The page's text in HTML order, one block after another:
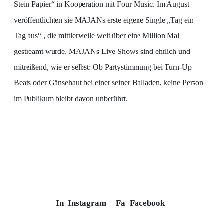
Stein Papier“ in Kooperation mit Four Music. Im August
veröffentlichten sie MAJANs erste eigene Single „Tag ein
Tag aus“ , die mittlerweile weit über eine Million Mal
gestreamt wurde. MAJANs Live Shows sind ehrlich und
mitreißend, wie er selbst: Ob Partystimmung bei Turn-Up
Beats oder Gänsehaut bei einer seiner Balladen, keine Person
im Publikum bleibt davon unberührt.
In Instagram Fa Facebook